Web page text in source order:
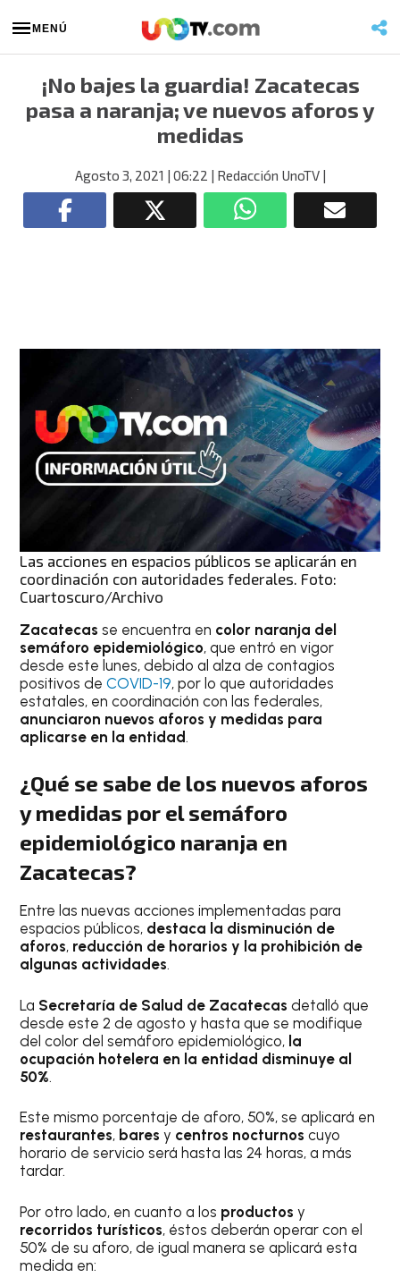
MENÚ
¡No bajes la guardia! Zacatecas
pasa a naranja; ve nuevos aforos y
medidas
Agosto 3, 2021 | 06:22 | Redacción UnoTV|
Las acciones en espacios públicos se aplicarán en
coordinación con autoridades federales. Foto:
Cuartoscuro/Archivo
Zacatecas se encuentra en color naranja del
semáforo epidemiológico, que entró en vigor
desde este lunes, debido al alza de contagios
positivos deCOVID-19, por lo que autoridades
estatales, en coordinación con las federales,
anunciaron nuevos aforos y medidas para
aplicarse en la entidad.
¿Qué se sabe de los nuevos aforos
y medidas por el semáforo
epidemiológico naranja en
Zacatecas?
Entre las nuevas acciones implementadas para
espacios públicos, destaca la disminución de
aforos, reducción de horarios y la prohibición de
algunas actividades.
La Secretaría de Salud de Zacatecasdetalló que
desde este 2 de agosto y hasta que se modifique
del color del semáforo epidemiológico, la
ocupación hotelera en la entidad disminuye al
50%.
Este mismo porcentaje de aforo, 50%, se aplicará en
restaurantes, bares y centros nocturnos cuyo
horario de servicio será hasta las 24 horas, a más
tardar.
Por otro lado, en cuanto a los productos y
recorridos turísticos, éstos deberán operar con el
50% de su aforo, de igual manera se aplicará esta
medida en: